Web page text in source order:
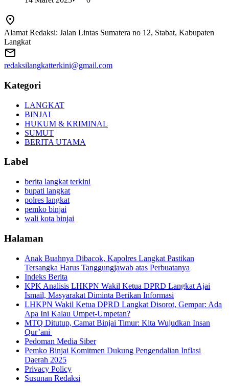
Alamat Redaksi: Jalan Lintas Sumatera no 12, Stabat, Kabupaten
Langkat
redaksilangkatterkini@gmail.com
Kategori
LANGKAT
BINJAI
HUKUM & KRIMINAL
SUMUT
BERITA UTAMA
Label
berita langkat terkini
bupati langkat
polres langkat
pemko binjai
wali kota binjai
Halaman
Anak Buahnya Dibacok, Kapolres Langkat Pastikan
Tersangka Harus Tanggungjawab atas Perbuatanya
Indeks Berita
KPK Analisis LHKPN Wakil Ketua DPRD Langkat Ajai
Ismail, Masyarakat Diminta Berikan Informasi
LHKPN Wakil Ketua DPRD Langkat Disorot, Gempar: Ada
Apa Ini Kalau Umpet-Umpetan?
MTQ Ditutup, Camat Binjai Timur: Kita Wujudkan Insan
Qur’ani
Pedoman Media Siber
Pemko Binjai Komitmen Dukung Pengendalian Inflasi
Daerah 2025
Privacy Policy
Susunan Redaksi